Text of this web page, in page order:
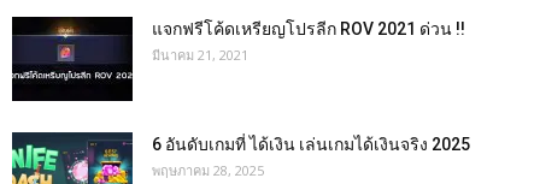
แจกฟรีโค้ดเหรียญโปรลีก ROV 2021 ด่วน !!
มีนาคม 21, 2021
6 อันดับเกมที่ ได้เงิน เล่นเกมได้เงินจริง 2025
พฤษภาคม 28, 2025